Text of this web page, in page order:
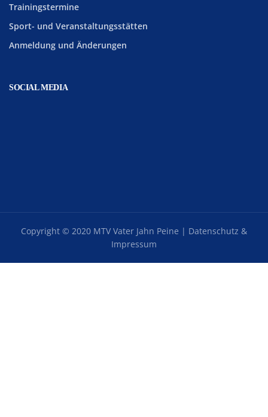
Trainingstermine
Sport- und Veranstaltungsstätten
Anmeldung und Änderungen
SOCIAL MEDIA
Copyright © 2020 MTV Vater Jahn Peine | Datenschutz &
Impressum